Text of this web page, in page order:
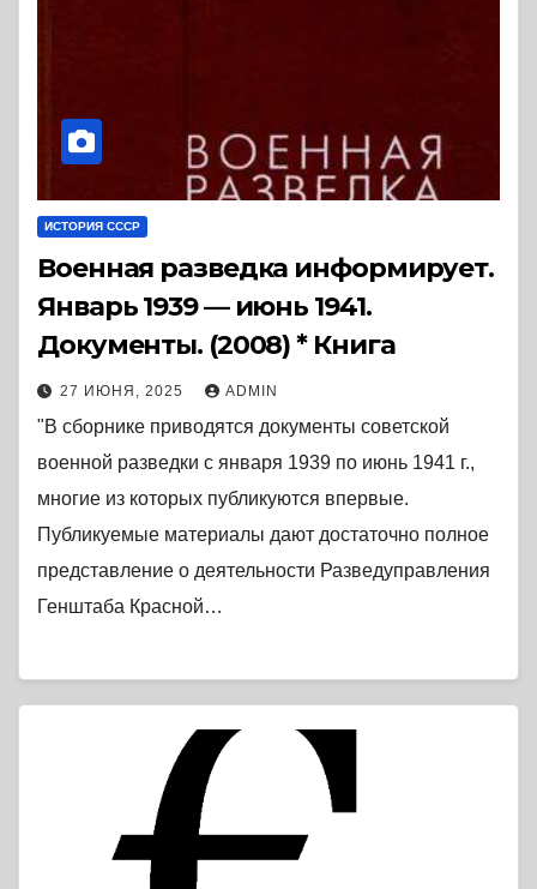
ИСТОРИЯ СССР
Военная разведка информирует.
Январь 1939 — июнь 1941.
Документы. (2008) * Книга
27 ИЮНЯ, 2025 ADMIN
"В сборнике приводятся документы советской
военной разведки с января 1939 по июнь 1941 г.,
многие из которых публикуются впервые.
Публикуемые материалы дают достаточно полное
представление о деятельности Разведуправления
Генштаба Красной…